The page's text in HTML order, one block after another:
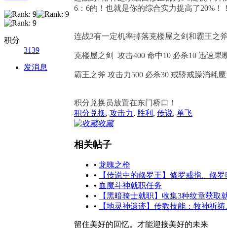
积分
3139
发消息
6：6的！也就是你的综合实力提高了20%！
连战3有一定机率掉落克楼屋之剑和霸王之
克楼屋之剑 攻击400 命中10 必杀10 迅速果
霸王之斧 攻击力500 必杀30 戒骄戒躁消耗
积分兑换员放置在东门桥口！
积分兑换, 攻击力, 胜利 , 传说, 单飞
收藏
相关帖子
• 龙魄之枪
•
【传说中的修罗王】修罗戒指、修罗
• 血魔斗神就职任务
•
【黑暗骑士就职】收集3种纹章获取
•
【地灵神遗迹】传教技能：牧神祈
留住美好的回忆。才能迎接美好的未来